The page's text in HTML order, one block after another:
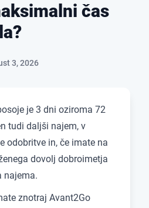
čas
3, 2026
je 3 dni oziroma 72
tudi daljši najem, v
odobritve in, če imate na
dovolj dobroimetja
najema.
znotraj Avant2Go